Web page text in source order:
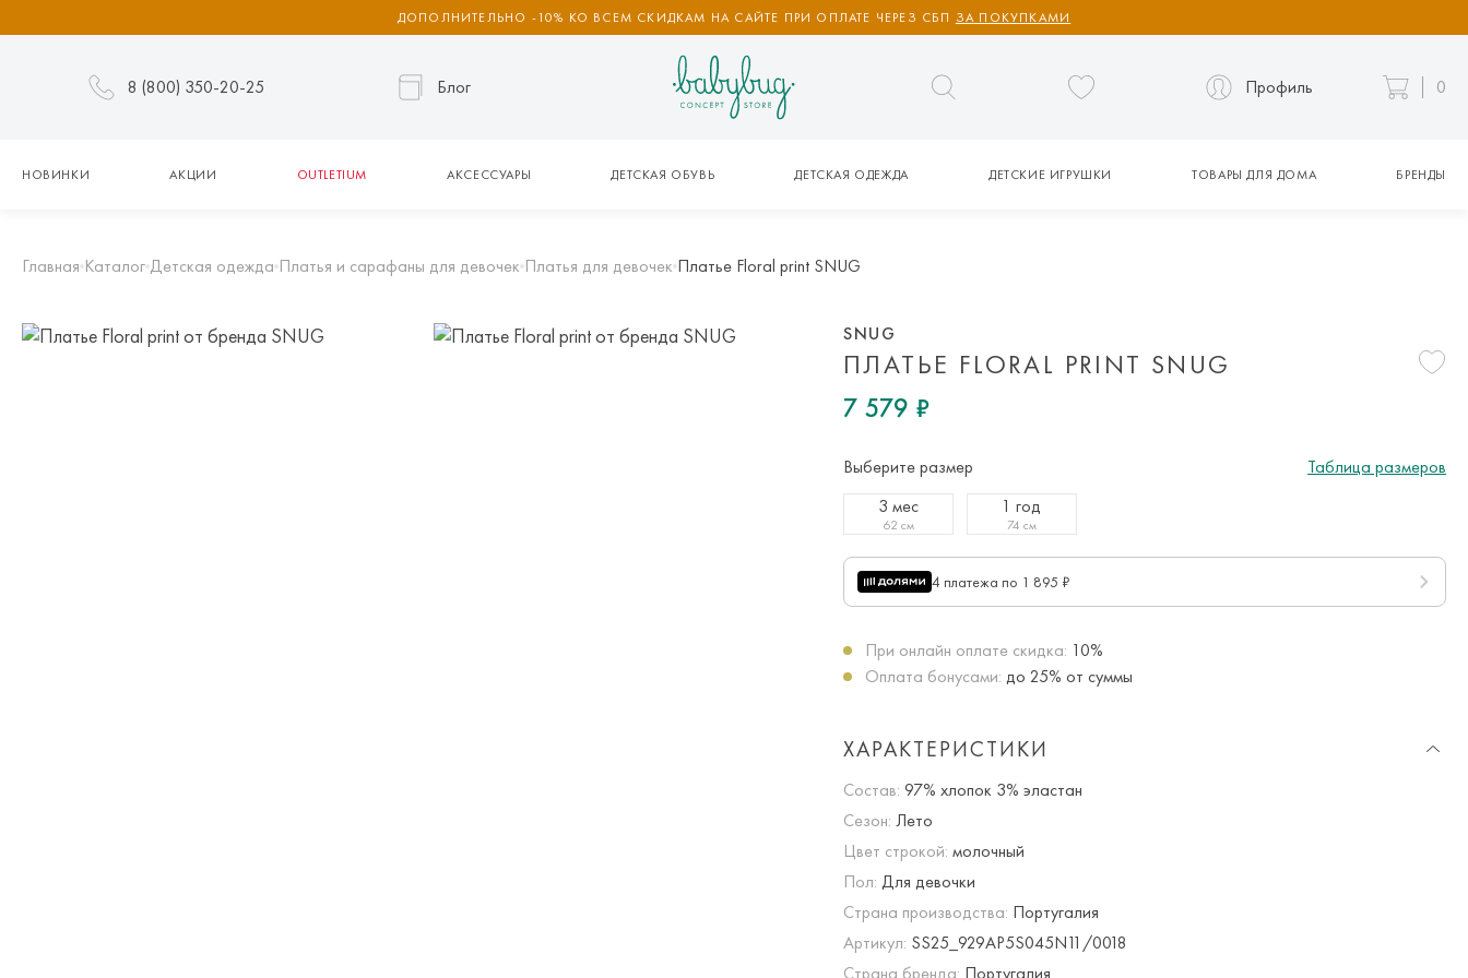
ДОПОЛНИТЕЛЬНО -10% КО ВСЕМ СКИДКАМ НА САЙТЕ ПРИ ОПЛАТЕ ЧЕРЕЗ СБП ЗА ПОКУПКАМИ
8 (800) 350-20-25 Блог Профиль 0
НОВИНКИ АКЦИИ OUTLETIUM АКСЕССУАРЫ ДЕТСКАЯ ОБУВЬ ДЕТСКАЯ ОДЕЖДА ДЕТСКИЕ ИГРУШКИ ТОВАРЫ ДЛЯ ДОМА БРЕНДЫ
Главная Каталог Детская одежда Платья и сарафаны для девочек Платья для девочек Платье Floral print SNUG
ПЛАТЬЕ FLORAL PRINT SNUG
SNUG
7 579 ₽
Выберите размер
Таблица размеров
3 мес
62 см
1 год
74 см
4 платежа по 1 895 ₽
При онлайн оплате скидка: 10%
Оплата бонусами: до 25% от суммы
ХАРАКТЕРИСТИКИ
Состав: 97% хлопок 3% эластан
Сезон: Лето
Цвет строкой: молочный
Пол: Для девочки
Страна производства: Португалия
Артикул: SS25_929AP5S045N11/0018
Страна бренда: Португалия